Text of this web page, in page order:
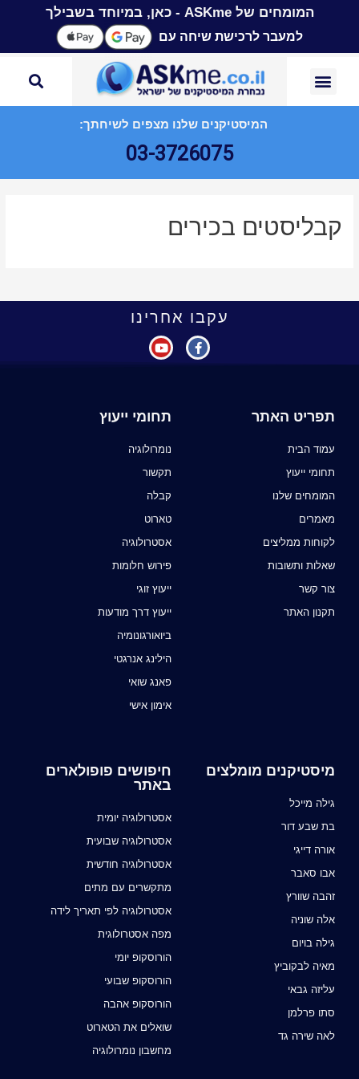
המומחים של ASKme - כאן, במיוחד בשבילך
למעבר לרכישת שיחה עם
המיסטיקנים שלנו מצפים לשיחתך:
03-3726075
קבליסטים בכירים
עקבו אחרינו
תפריט האתר
עמוד הבית
תחומי ייעוץ
המומחים שלנו
מאמרים
לקוחות ממליצים
שאלות ותשובות
צור קשר
תקנון האתר
תחומי ייעוץ
נומרולוגיה
תקשור
קבלה
טארוט
אסטרולוגיה
פירוש חלומות
ייעוץ זוגי
ייעוץ דרך מודעות
ביואורגונומיה
הילינג אנרגטי
פאנג שואי
אימון אישי
מיסטיקנים מומלצים
גילה מייכל
בת שבע דור
אורה דייגי
אבו סאבר
זהבה שוורץ
אלה שוניה
גילה בויום
מאיה לבקוביץ
עליזה גבאי
סתו פרלמן
לאה שירה גד
חיפושים פופולארים
באתר
אסטרולוגיה יומית
אסטרולוגיה שבועית
אסטרולוגיה חודשית
מתקשרים עם מתים
אסטרולוגיה לפי תאריך לידה
מפה אסטרולוגית
הורוסקופ יומי
הורוסקופ שבועי
הורוסקופ אהבה
שואלים את הטארוט
מחשבון נומרולוגיה